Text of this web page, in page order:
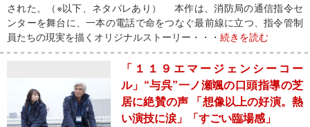
された。（※以下、ネタバレあり） 本作は、消防局の通信指令セ
ンターを舞台に、一本の電話で命をつなぐ最前線に立つ、指令管制
員たちの現実を描くオリジナルストーリー・・・ 続きを読む
「１１９エマージェンシーコー
ル」“与呉”一ノ瀬颯の口頭指導の芝
居に絶賛の声 「想像以上の好演。熱
い演技に涙」「すごい臨場感」